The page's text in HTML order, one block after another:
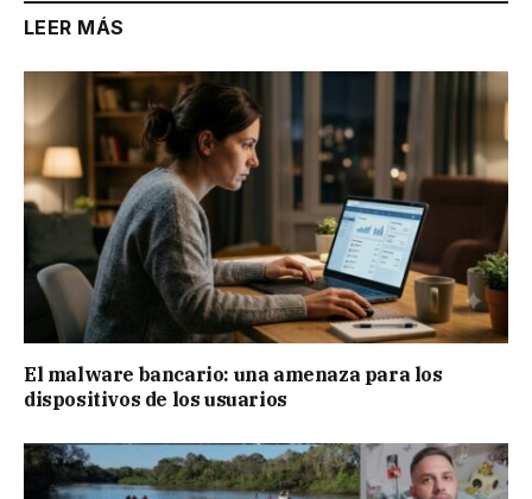
LEER MÁS
El malware bancario: una amenaza para los
dispositivos de los usuarios